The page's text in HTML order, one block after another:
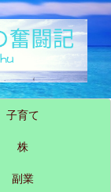
子育て
株
副業